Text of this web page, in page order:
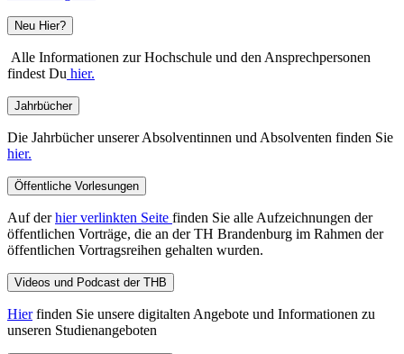
Neu Hier?
Alle Informationen zur Hochschule und den Ansprechpersonen
findest Du hier.
Jahrbücher
Die Jahrbücher unserer Absolventinnen und Absolventen finden Sie
hier.
Öffentliche Vorlesungen
Auf derhier verlinkten Seite finden Sie alle Aufzeichnungen der
öffentlichen Vorträge, die an der TH Brandenburg im Rahmen der
öffentlichen Vortragsreihen gehalten wurden.
Videos und Podcast der THB
Hierfinden Sie unsere digitalten Angebote und Informationen zu
unseren Studienangeboten